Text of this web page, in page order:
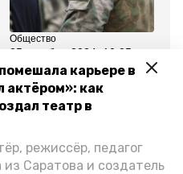
карьере в
актёром»: как
театр в
режиссёр, педагог
из Саратова и создатель
Общество
25 октября 2024, 10:05
Сбор посылок для
военнослужащих в зону
СВО объявили в
Пятигорске